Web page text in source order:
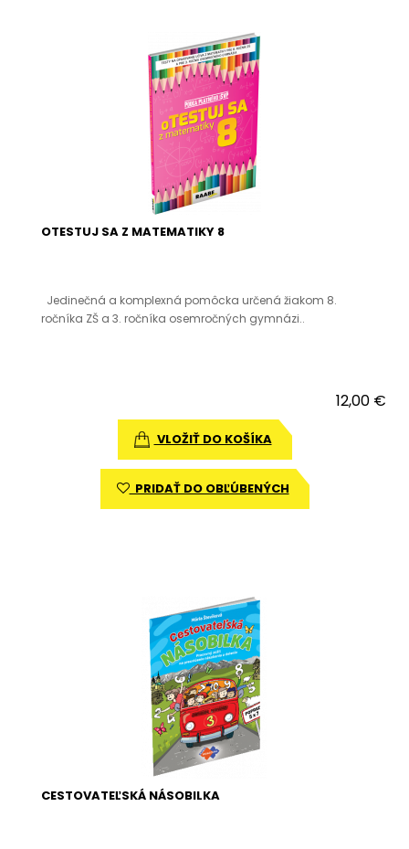
OTESTUJ SA Z MATEMATIKY 8
Jedinečná a komplexná pomôcka určená žiakom 8.
ročníka ZŠ a 3. ročníka osemročných gymnázi..
12,00 €
VLOŽIŤ DO KOŠÍKA
PRIDAŤ DO OBĽÚBENÝCH
CESTOVATEĽSKÁ NÁSOBILKA